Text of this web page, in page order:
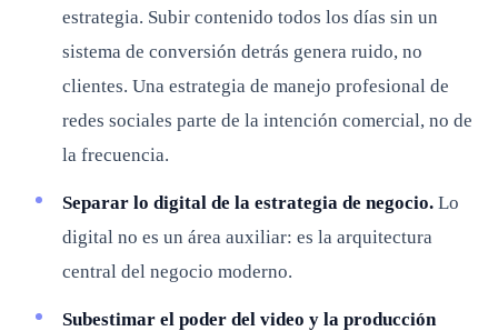
estrategia. Subir contenido todos los días sin un
sistema de conversión detrás genera ruido, no
clientes. Una estrategia de manejo profesional de
redes sociales parte de la intención comercial, no de
la frecuencia.
Separar lo digital de la estrategia de negocio. Lo
digital no es un área auxiliar: es la arquitectura
central del negocio moderno.
Subestimar el poder del video y la producción